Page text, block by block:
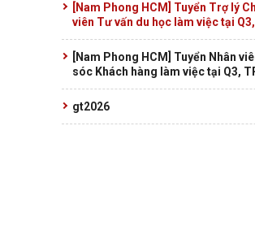
[Nam Phong HCM] Tuyển Trợ lý
viên Tư vấn du học làm việc tại
[Nam Phong HCM] Tuyển Nhân
sóc Khách hàng làm việc tại Q3,
gt2026